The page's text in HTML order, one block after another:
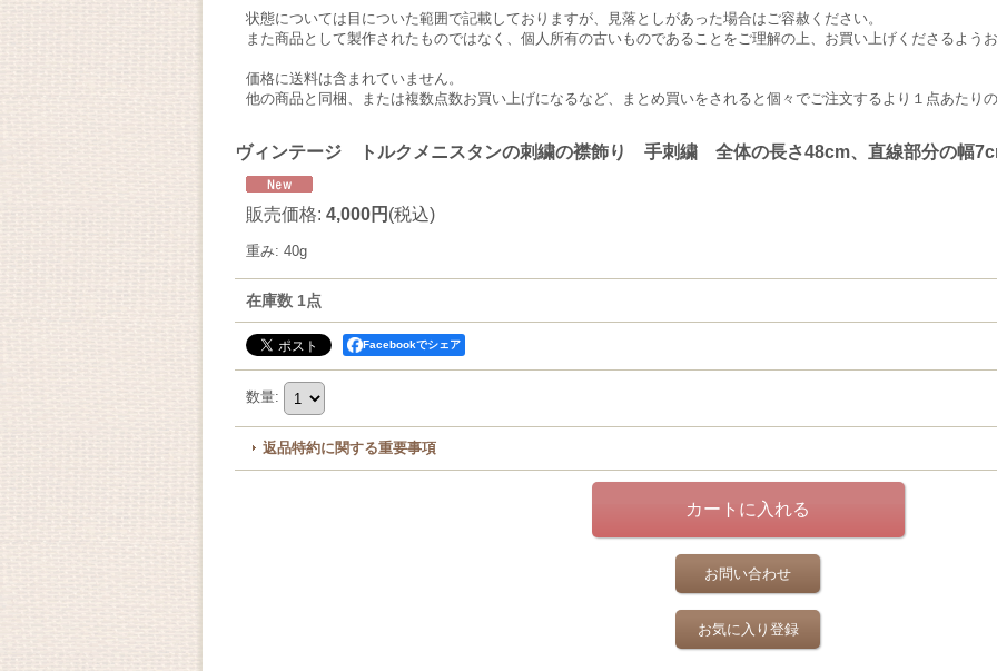
状態については目についた範囲で記載しておりますが、見落としがあった場合はご容赦ください。
また商品として製作されたものではなく、個人所有の古いものであることをご理解の上、お買い上げくださるよう
価格に送料は含まれていません。
他の商品と同梱、または複数点数お買い上げになるなど、まとめ買いをされると個々でご注文するより１点あたり
ヴィンテージ トルクメニスタンの刺繍の襟飾り 手刺繍 全体の長さ48cm、直線部分の幅
販売価格: 4,000円 (税込)
重み: 40g
在庫数 1点
Facebookでシェア
数量:
返品特約に関する重要事項
お問い合わせ
お気に入り登録